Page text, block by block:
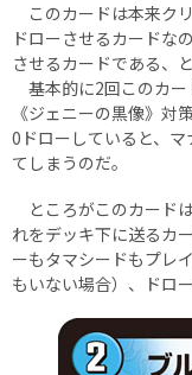
このカードは本来ク
ドローさせるカードな
させるカードである、
基本的に2回このカー
《ジェニーの黒像》対
0ドローしていると、
てしまうのだ。
ところがこのカード
れをデッキ下に送るカ
ーもタマシードもプレ
もいない場合）、ドロ